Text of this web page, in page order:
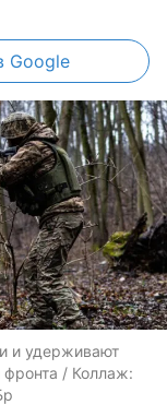
Google
и удерживают
фронта / Коллаж: